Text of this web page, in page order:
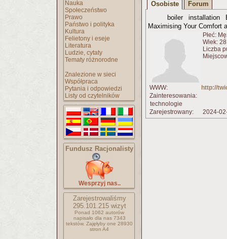
Nauka
Społeczeństwo
Prawo
Państwo i polityka
Kultura
Felietony i eseje
Literatura
Ludzie, cytaty
Tematy różnorodne
Znalezione w sieci
Współpraca
Pytania i odpowiedzi
Listy od czytelników
Fundusz Racjonalisty
Wesprzyj nas..
Zarejestrowaliśmy
295.101.215wizyt
Ponad 1062 autorów
napisało dla nas 7343
tekstów. Zajęłyby one 28930
stron A4
Osobiste
Forum
boiler installation
Maximising Your Comfort
Płeć:
Wiek:
Liczba
WWW:
http://
Zainteresowania:
technologie
Zarejestrowany:
2024-